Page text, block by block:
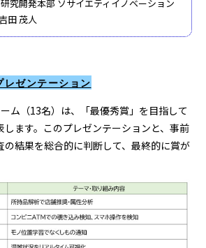
ソサイエティイノベーション
田 茂人
レゼンテーション
ム（13名）は、「最優秀賞」を目指して
ます。このプレゼンテーションと、事前
の結果を総合的に判断して、最終的に賞が